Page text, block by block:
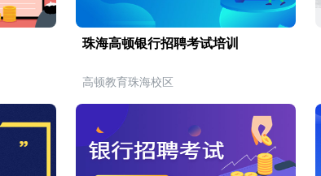
珠海高顿银行招聘考试培训
高顿教育珠海校区